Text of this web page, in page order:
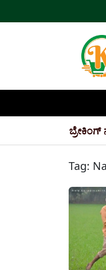
ಬ್ರೇಕಿಂಗ್
34 TMC ನೀರು
Tag: